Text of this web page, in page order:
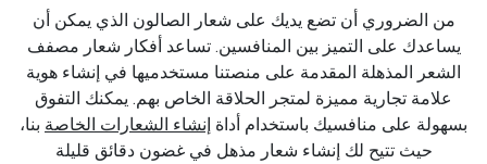
من الضروري أن تضع يديك على شعار الصالون الذي يمكن أن
يساعدك على التميز بين المنافسين. تساعد أفكار شعار مصفف
الشعر المذهلة المقدمة على منصتنا مستخدميها في إنشاء هوية
علامة تجارية مميزة لمتجر الحلاقة الخاص بهم. يمكنك التفوق
بسهولة على منافسيك باستخدام أداة إنشاء الشعارات الخاصة بنا،
حيث تتيح لك إنشاء شعار مذهل في غضون دقائق قليلة